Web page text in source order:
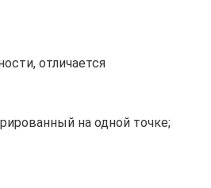
отличается
на одной точке;